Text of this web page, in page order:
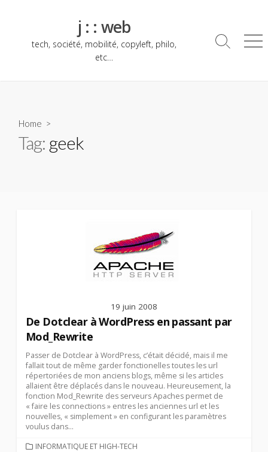
j : : web
tech, société, mobilité, copyleft, philo,
etc…
Search
Home >
Tag: geek
19 juin 2008
De Dotclear à WordPress en passant par
Mod_Rewrite
Passer de Dotclear à WordPress, c’était décidé, mais il me
fallait tout de même garder fonctionelles toutes les url
répertoriées de mon anciens blogs, même si les articles
allaient être déplacés dans le nouveau. Heureusement, la
fonction Mod_Rewrite des serveurs Apaches permet de
« faire les connections » entres les anciennes url et les
nouvelles, « simplement » en configurant les paramètres
voulus dans...
CATEGORIES
INFORMATIQUE ET HIGH-TECH